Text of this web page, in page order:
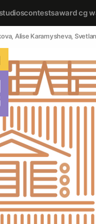
contestsaward cg
, Alise Karamysheva,